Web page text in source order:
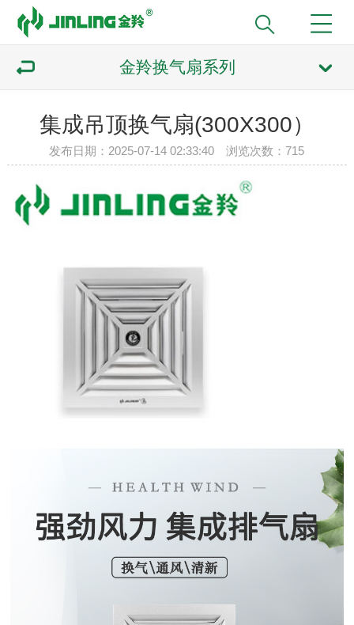
金羚换气扇系列
集成吊顶换气扇(300X300）
发布日期：2025-07-14 02:33:40 浏览次数：715